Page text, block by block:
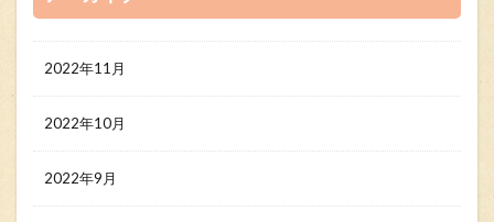
2022年11月
2022年10月
2022年9月